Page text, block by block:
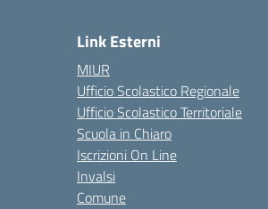
Link Esterni
MIUR
Ufficio Scolastico Regionale
Ufficio Scolastico Territoriale
Scuola in Chiaro
Iscrizioni On Line
Invalsi
Comune